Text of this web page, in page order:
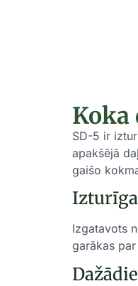
Koka
SD-5 ir
apakšējā
gaišo
Izgatavots
garākas